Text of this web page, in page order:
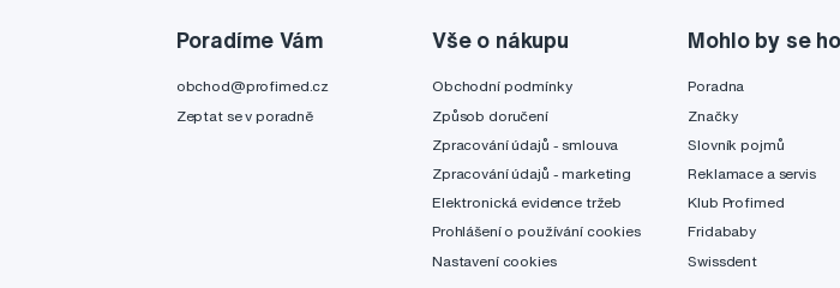
Poradíme Vám
obchod@profimed.cz
Zeptat se v poradně
Vše o nákupu
Obchodní podmínky
Způsob doručení
Zpracování údajů - smlouva
Zpracování údajů - marketing
Elektronická evidence tržeb
Prohlášení o používání cookies
Nastavení cookies
Mohlo by se
Poradna
Značky
Slovník pojmů
Reklamace a servis
Klub Profimed
Fridababy
Swissdent